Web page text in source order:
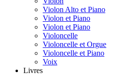
Violon Alto et Piano
Violon et Piano
Violon et Piano
Violoncelle
Violoncelle et Orgue
Violoncelle et Piano
Voix
Livres